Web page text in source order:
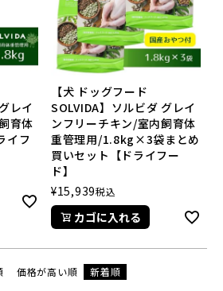
レイ
育体
イフ
【犬 ドッグフード
SOLVIDA】ソルビダ グレイ
ンフリーチキン/室内飼育体
重管理用/1.8kg×3袋まとめ
買いセット【ドライフー
ド】
¥15,939税込
カゴに入れる
価格が高い順 新着順